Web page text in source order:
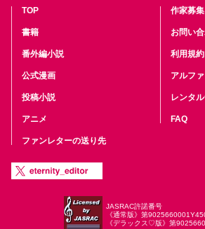
TOP
書籍
番外編小説
公式漫画
投稿小説
アニメ
ファンレターの送り先
作家募集
お問い
利用規約
アルフ
レンタ
FAQ
JASRAC許諾番号
《通常版》第
《デラックス♡版》第